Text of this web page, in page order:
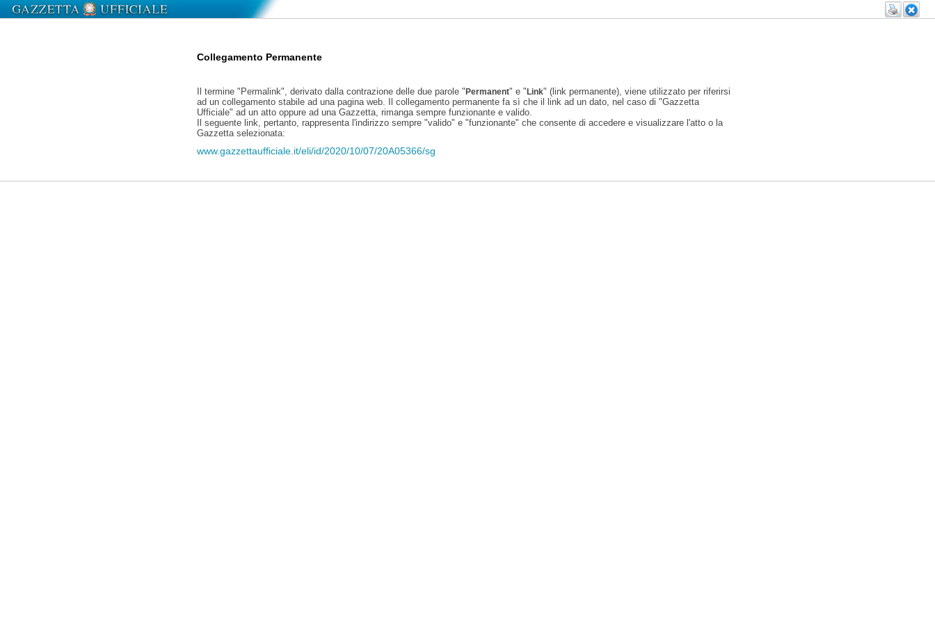
Collegamento Permanente
Il termine "Permalink", derivato dalla contrazione delle due parole "Permanent" e "Link" (link permanente), viene utilizzato per riferirsi
ad un collegamento stabile ad una pagina web. Il collegamento permanente fa sì che il link ad un dato, nel caso di "Gazzetta
Ufficiale" ad un atto oppure ad una Gazzetta, rimanga sempre funzionante e valido.
Il seguente link, pertanto, rappresenta l'indirizzo sempre "valido" e "funzionante" che consente di accedere e visualizzare l'atto o la
Gazzetta selezionata:
www.gazzettaufficiale.it/eli/id/2020/10/07/20A05366/sg